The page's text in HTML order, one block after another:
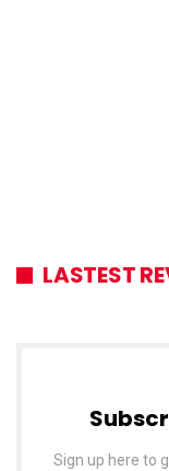
LASTEST
Sign up here to